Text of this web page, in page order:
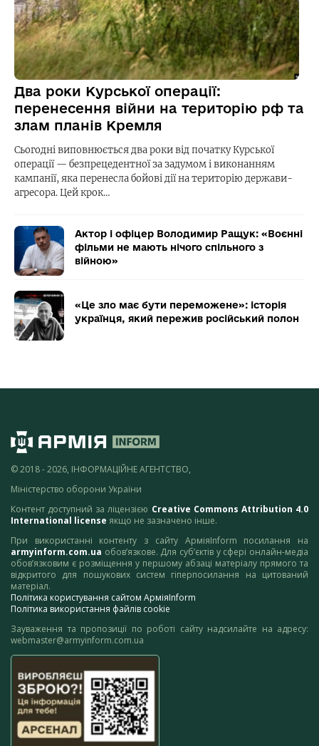
Два роки Курської операції:
перенесення війни на територію рф та
злам планів Кремля
Сьогодні виповнюється два роки від початку Курської
операції — безпрецедентної за задумом і виконанням
кампанії, яка перенесла бойові дії на територію держави-
агресора. Цей крок…
Актор і офіцер Володимир Ращук: «Воєнні
фільми не мають нічого спільного з
війною»
«Це зло має бути переможене»: історія
українця, який пережив російський полон
© 2018 - 2026, ІНФОРМАЦІЙНЕ АГЕНТСТВО,
Міністерство оборони України
Контент доступний за ліцензією Creative Commons Attribution 4.0
International license якщо не зазначено інше.
При використанні контенту з сайту АрміяInform посилання на
armyinform.com.ua обов’язкове. Для суб’єктів у сфері онлайн-медіа
обов’язковим є розміщення у першому абзаці матеріалу прямого та
відкритого для пошукових систем гіперпосилання на цитований
матеріал.
Політика користування сайтом АрміяInform
Політика використання файлів cookie
Зауваження та пропозиції по роботі сайту надсилайте на адресу:
webmaster@armyinform.com.ua